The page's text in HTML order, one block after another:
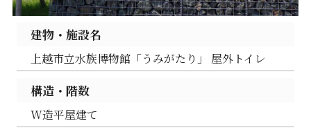
建物・施設名
上越市立水族博物館「うみがたり」 屋外トイレ
構造・階数
W造平屋建て